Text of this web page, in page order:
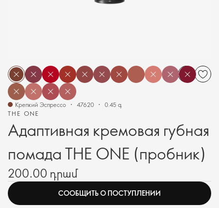
THE ONE
Адаптивная кремовая губная
помада THE ONE (пробник)
Крепкий Эспрессо 47620 0.45 գ
200.00 դրամ
СООБЩИТЬ О ПОСТУПЛЕНИИ